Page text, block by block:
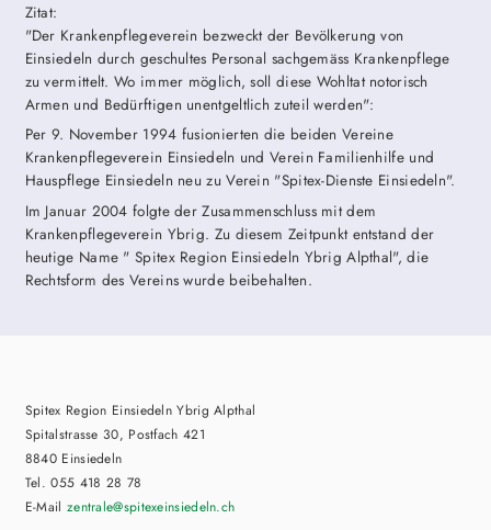
Zitat:
"Der Krankenpflegeverein bezweckt der Bevölkerung von
Einsiedeln durch geschultes Personal sachgemäss Krankenpflege
zu vermittelt. Wo immer möglich, soll diese Wohltat notorisch
Armen und Bedürftigen unentgeltlich zuteil werden":
Per 9. November 1994 fusionierten die beiden Vereine
Krankenpflegeverein Einsiedeln und Verein Familienhilfe und
Hauspflege Einsiedeln neu zu Verein "Spitex-Dienste Einsiedeln".
Im Januar 2004 folgte der Zusammenschluss mit dem
Krankenpflegeverein Ybrig. Zu diesem Zeitpunkt entstand der
heutige Name " Spitex Region Einsiedeln Ybrig Alpthal", die
Rechtsform des Vereins wurde beibehalten.
Spitex Region Einsiedeln Ybrig Alpthal
Spitalstrasse 30, Postfach 421
8840 Einsiedeln
Tel. 055 418 28 78
E-Mail zentrale@spitexeinsiedeln.ch